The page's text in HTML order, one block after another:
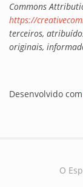
Commons
https://
terceiros,
originais,
Desenvolvido com
O